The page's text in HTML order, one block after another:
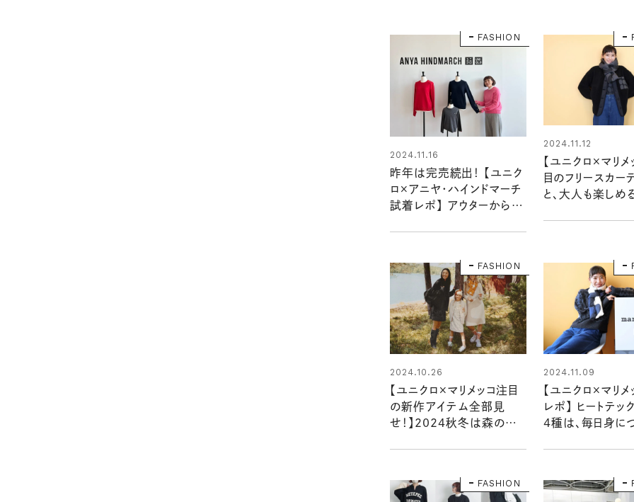
FASHION
2024.11.16
昨年は完売続出！ 【ユニク
ロ×アニヤ・ハインドマーチ
試着レポ】 アウターからカ
2024.11.12
【ユニクロ×マリメ
目のフリースカー
と、大人も楽しめ
FASHION
2024.10.26
【ユニクロ×マリメッコ注目
の新作アイテム全部見
せ！】2024秋冬は森の散
2024.11.09
【ユニクロ×マリメ
レポ】 ヒートテッ
4種は、毎日身に
FASHION